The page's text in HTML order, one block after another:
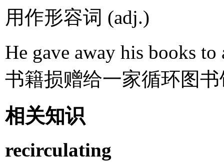
用作形容词 (adj.)
He gave away his books
书籍损赠给一家循环图
相关知识
recirculating